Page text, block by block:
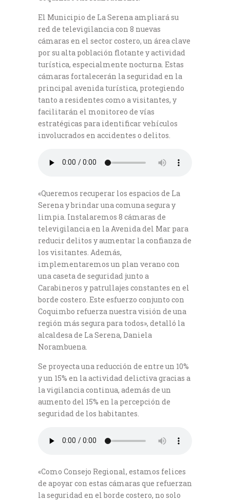
El Municipio de La Serena ampliará su
red de televigilancia con 8 nuevas
cámaras en el sector costero, un área clave
por su alta población flotante y actividad
turística, especialmente nocturna. Estas
cámaras fortalecerán la seguridad en la
principal avenida turística, protegiendo
tanto a residentes como a visitantes, y
facilitarán el monitoreo de vías
estratégicas para identificar vehículos
involucrados en accidentes o delitos.
«Queremos recuperar los espacios de La
Serena y brindar una comuna segura y
limpia. Instalaremos 8 cámaras de
televigilancia en la Avenida del Mar para
reducir delitos y aumentar la confianza de
los visitantes. Además,
implementaremos un plan verano con
una caseta de seguridad junto a
Carabineros y patrullajes constantes en el
borde costero. Este esfuerzo conjunto con
Coquimbo refuerza nuestra visión de una
región más segura para todos», detalló la
alcaldesa de La Serena, Daniela
Norambuena.
Se proyecta una reducción de entre un 10%
y un 15% en la actividad delictiva gracias a
la vigilancia continua, además de un
aumento del 15% en la percepción de
seguridad de los habitantes.
«Como Consejo Regional, estamos felices
de apoyar con estas cámaras que refuerzan
la seguridad en el borde costero, no solo